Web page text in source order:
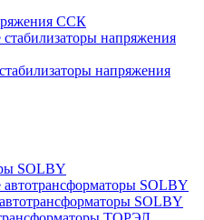
ССК
напряжения
напряжения
SOLBY
SOLBY
SOLBY